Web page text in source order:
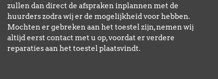
zullen dan direct de afspraken inplannen met de
huurders zodra wij er de mogelijkheid voor hebben.
Mochten er gebreken aan het toestel zijn, nemen wij
altijd eerst contact met u op, voordat er verdere
reparaties aan het toestel plaatsvindt.